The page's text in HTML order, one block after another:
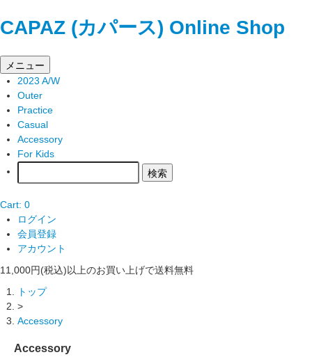
CAPAZ (カパース) Online Shop
メニュー
2023 A/W
Outer
Practice
Casual
Accessory
For Kids
Cart: 0
ログイン
会員登録
アカウント
11,000円(税込)以上のお買い上げで送料無料
トップ
>
Accessory
Accessory